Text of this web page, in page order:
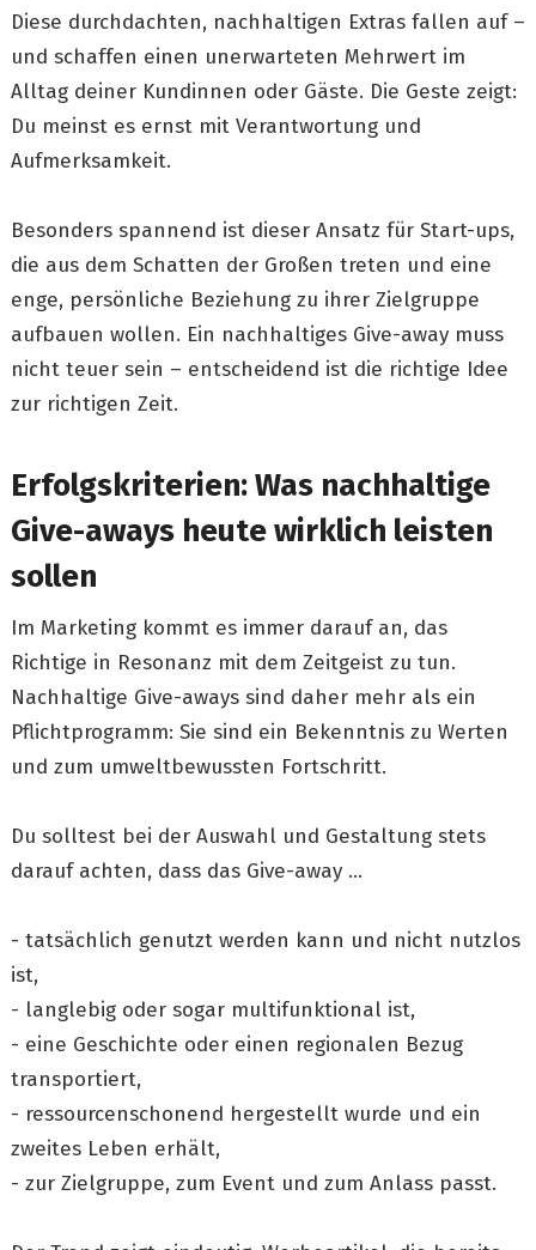
Diese durchdachten, nachhaltigen Extras fallen auf –
und schaffen einen unerwarteten Mehrwert im
Alltag deiner Kundinnen oder Gäste. Die Geste zeigt:
Du meinst es ernst mit Verantwortung und
Aufmerksamkeit.
Besonders spannend ist dieser Ansatz für Start-ups,
die aus dem Schatten der Großen treten und eine
enge, persönliche Beziehung zu ihrer Zielgruppe
aufbauen wollen. Ein nachhaltiges Give-away muss
nicht teuer sein – entscheidend ist die richtige Idee
zur richtigen Zeit.
Erfolgskriterien: Was nachhaltige
Give-aways heute wirklich leisten
sollen
Im Marketing kommt es immer darauf an, das
Richtige in Resonanz mit dem Zeitgeist zu tun.
Nachhaltige Give-aways sind daher mehr als ein
Pflichtprogramm: Sie sind ein Bekenntnis zu Werten
und zum umweltbewussten Fortschritt.
Du solltest bei der Auswahl und Gestaltung stets
darauf achten, dass das Give-away ...
- tatsächlich genutzt werden kann und nicht nutzlos
ist,
- langlebig oder sogar multifunktional ist,
- eine Geschichte oder einen regionalen Bezug
transportiert,
- ressourcenschonend hergestellt wurde und ein
zweites Leben erhält,
- zur Zielgruppe, zum Event und zum Anlass passt.